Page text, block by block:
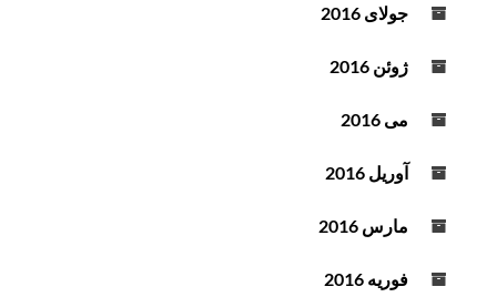
جولای 2016
ژوئن 2016
می 2016
آوریل 2016
مارس 2016
فوریه 2016